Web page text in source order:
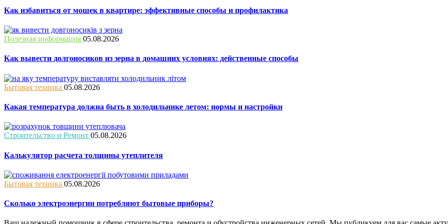
Как избавиться от мошек в квартире: эффективные способы и профилактика
Полезная информация 05.08.2026
Как вывести долгоносиков из зерна в домашних условиях: действенные способы
Бытовая техника 05.08.2026
Какая температура должна быть в холодильнике летом: нормы и настройки
Строительство и Ремонт 05.08.2026
Калькулятор расчета толщины утеплителя
Бытовая техника 05.08.2026
Сколько электроэнергии потребляют бытовые приборы?